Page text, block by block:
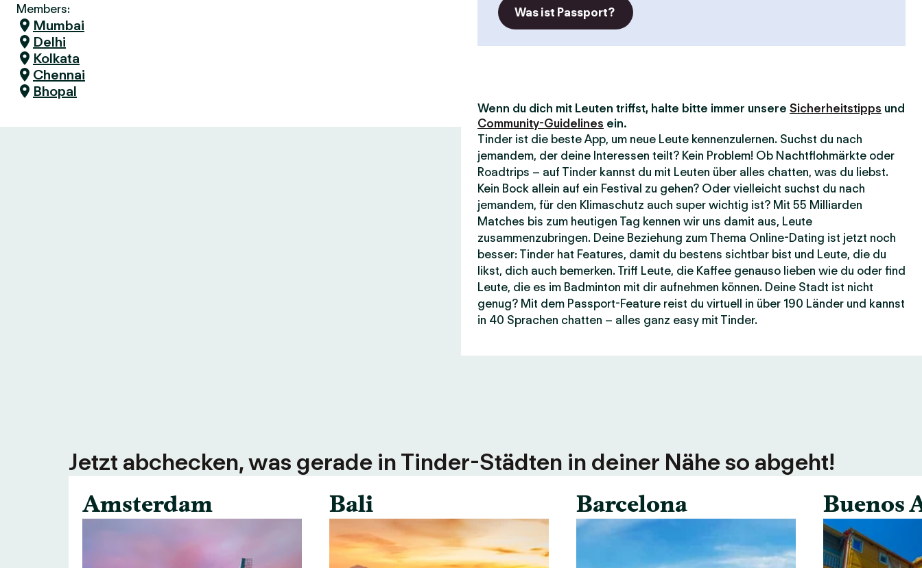
Members:
Mumbai
Delhi
Kolkata
Chennai
Bhopal
Was ist Passport?
Wenn du dich mit Leuten triffst, halte bitte immer unsere Sicherheitstipps und
Community-Guidelines ein.
Tinder ist die beste App, um neue Leute kennenzulernen. Suchst du nach
jemandem, der deine Interessen teilt? Kein Problem! Ob Nachtflohmärkte oder
Roadtrips – auf Tinder kannst du mit Leuten über alles chatten, was du liebst.
Kein Bock allein auf ein Festival zu gehen? Oder vielleicht suchst du nach
jemandem, für den Klimaschutz auch super wichtig ist? Mit 55 Milliarden
Matches bis zum heutigen Tag kennen wir uns damit aus, Leute
zusammenzubringen. Deine Beziehung zum Thema Online-Dating ist jetzt noch
besser: Tinder hat Features, damit du bestens sichtbar bist und Leute, die du
likst, dich auch bemerken. Triff Leute, die Kaffee genauso lieben wie du oder find
Leute, die es im Badminton mit dir aufnehmen können. Deine Stadt ist nicht
genug? Mit dem Passport-Feature reist du virtuell in über 190 Länder und kannst
in 40 Sprachen chatten – alles ganz easy mit Tinder.
Jetzt abchecken, was gerade in Tinder-Städten in deiner Nähe so abgeht!
Amsterdam
Bali Barcelona Buenos